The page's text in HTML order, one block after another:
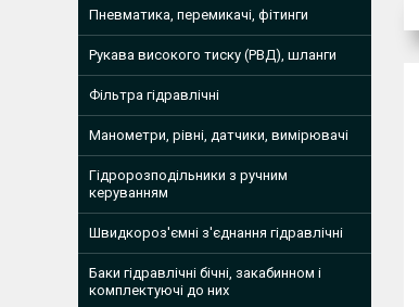
Пневматика, перемикачі, фітинги
Рукава високого тиску (РВД), шланги
Фільтра гідравлічні
Манометри, рівні, датчики, вимірювачі
Гідророзподільники з ручним
керуванням
Швидкороз'ємні з'єднання гідравлічні
Баки гідравлічні бічні, закабинном і
комплектуючі до них